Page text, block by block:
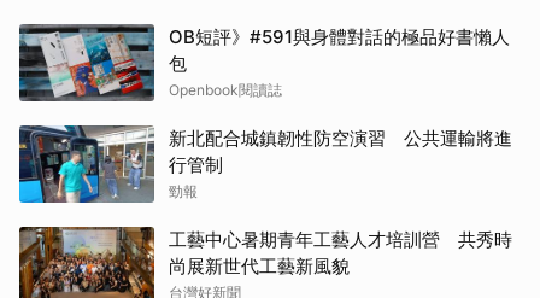
OB短評》#591與身體對話的極品好書懶人
包
Openbook閱讀誌
新北配合城鎮韌性防空演習 公共運輸將進
行管制
勁報
工藝中心暑期青年工藝人才培訓營 共秀時
尚展新世代工藝新風貌
台灣好新聞